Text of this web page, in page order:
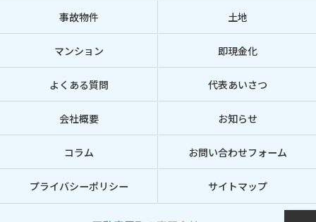
事故物件 土地
マンション 即現金化
よくある質問 代表あいさつ
会社概要 お知らせ
コラム お問い合わせフォーム
プライバシーポリシー サイトマップ